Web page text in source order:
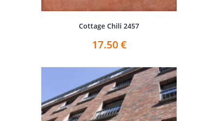
Cottage Chili 2457
17.50 €